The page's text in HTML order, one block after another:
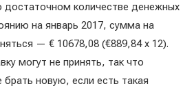
количестве денежных
на январь 2017, сумма на
— € 10678,08 (€889,84 х 12).
могут не принять, так что
новую, если есть такая